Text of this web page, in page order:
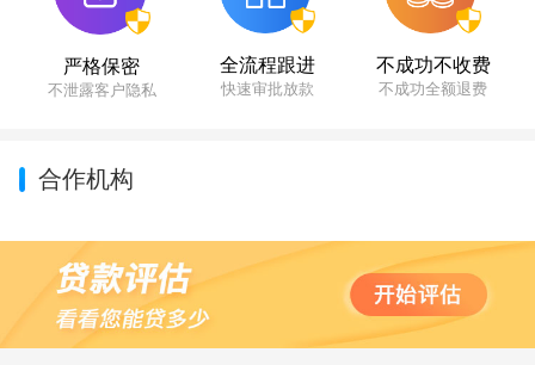
严格保密
不泄露客户隐私
全流程跟进
快速审批放款
不成功不收费
不成功全额退费
合作机构